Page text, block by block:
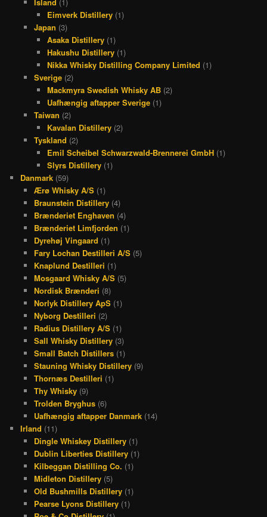
Eimverk Distillery (1)
Japan (3)
Asaka Distillery (1)
Hakushu Distillery (1)
Nikka Whisky Distilling Company Limited (1)
Sverige(2)
Mackmyra Swedish Whisky AB (2)
Uafhængig aftapper Sverige (1)
Taiwan (2)
Kavalan Distillery (2)
Tyskland (2)
Emil Scheibel Schwarzwald-Brennerei GmbH (1)
Slyrs Distillery (1)
Danmark (59)
Ærø Whisky A/S(1)
Braunstein Distillery(4)
Brænderiet Enghaven (4)
Brænderiet Limfjorden (1)
Dyrehøj Vingaard (1)
Fary Lochan Destilleri A/S(5)
Knaplund Destilleri (1)
Mosgaard Whisky A/S(5)
Nordisk Brænderi (8)
Norlyk Distillery ApS(1)
Nyborg Destilleri (2)
Radius Distillery A/S(1)
Sall Whisky Distillery(3)
Small Batch Distillers(1)
Stauning Whisky Distillery(9)
Thornæs Destilleri (1)
Thy Whisky(9)
Trolden Bryghus(6)
Uafhængig aftapper Danmark(14)
Irland (11)
Dingle Whiskey Distillery(1)
Dublin Liberties Distillery(1)
Kilbeggan Distilling Co. (1)
Midleton Distillery(5)
Old Bushmills Distillery(1)
Pearse Lyons Distillery(1)